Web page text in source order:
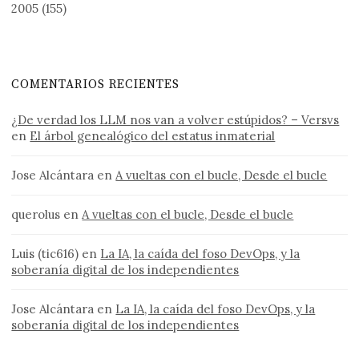
2005 (155)
COMENTARIOS RECIENTES
¿De verdad los LLM nos van a volver estúpidos? – Versvs
en El árbol genealógico del estatus inmaterial
Jose Alcántara enA vueltas con el bucle, Desde el bucle
querolus enA vueltas con el bucle, Desde el bucle
Luis (tic616) en La IA, la caída del foso DevOps, y la
soberanía digital de los independientes
Jose Alcántara en La IA, la caída del foso DevOps, y la
soberanía digital de los independientes